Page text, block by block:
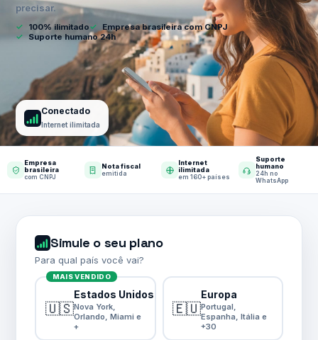
precisar.
✓ 100% ilimitado✓
Empresa brasileira com CNPJ
✓
Suporte humano 24h
Conectado
Internet ilimitada
Empresa
brasileira
com CNPJ
Nota fiscal
emitida
Internet
ilimitada
em 160+ países
Suporte
humano
24h no
WhatsApp
Simule o seu plano
Para qual país você vai?
MAIS VENDIDO
🇺🇸
Estados Unidos
Nova York,
Orlando, Miami e
+
🇪🇺
Europa
Portugal,
Espanha, Itália e
+30